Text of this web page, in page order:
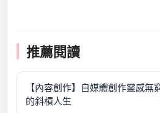
推薦閱讀
【內容創作】自媒體創作靈感
的斜槓人生